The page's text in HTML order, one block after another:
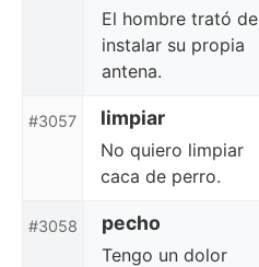
El hombre trató de
instalar su propia
antena.
#3057 limpiar
No quiero limpiar
caca de perro.
#3058 pecho
Tengo un dolor